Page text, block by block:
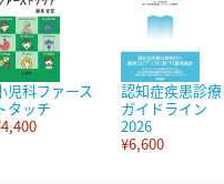
児科ファース
タッチ
認知症疾患診療
ガイドライン
2026
¥6,600